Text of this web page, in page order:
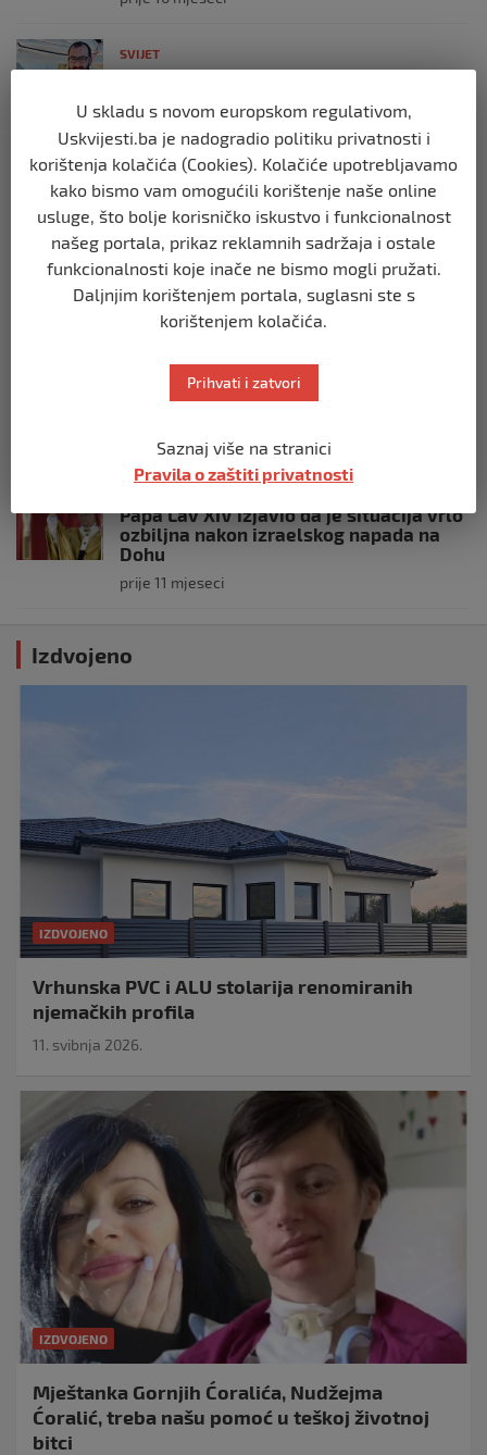
SVIJET
i uplovio u Gazu – kapetan iz Sarajeva
vijori zastavu BiH
prije 10 mjeseci
Opsadno stanje u Münchenu, odjeknulo
nekoliko eksplozija: Ima žrtava,
policijske snage na terenu
prije 10 mjeseci
Putin: Spremni smo vojno uzvratiti
Zapadu
SVIJET
Papa Lav XIV izjavio da je situacija vrlo
ozbiljna nakon izraelskog napada na
Dohu
prije 11 mjeseci
Izdvojeno
IZDVOJENO
Vrhunska PVC i ALU stolarija renomiranih
njemačkih profila
11. svibnja 2026.
IZDVOJENO
Mještanka Gornjih Ćoralića, Nudžejma
Ćoralić, treba našu pomoć u teškoj životnoj
bitci
U skladu s novom europskom regulativom,
Uskvijesti.ba je nadogradio politiku privatnosti i
korištenja kolačića (Cookies). Kolačiće upotrebljavamo
kako bismo vam omogućili korištenje naše online
usluge, što bolje korisničko iskustvo i funkcionalnost
našeg portala, prikaz reklamnih sadržaja i ostale
funkcionalnosti koje inače ne bismo mogli pružati.
Daljnjim korištenjem portala, suglasni ste s
korištenjem kolačića.
Prihvati i zatvori
Saznaj više na stranici
Pravila o zaštiti privatnosti